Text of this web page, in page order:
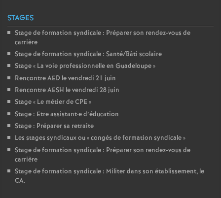
STAGES
Stage de formation syndicale : Préparer son rendez-vous de
carrière
Stage de formation syndicale : Santé/Bâti scolaire
Stage « La voie professionnelle en Guadeloupe»
Rencontre AED le vendredi 21 juin
Rencontre AESH le vendredi 28 juin
Stage « Le métier de CPE »
Stage : Etre assistant·e d’éducation
Stage : Préparer sa retraite
Les stages syndicaux ou «congés de formation syndicale»
Stage de formation syndicale : Préparer son rendez-vous de
carrière
Stage de formation syndicale : Militer dans son établissement, le
CA.